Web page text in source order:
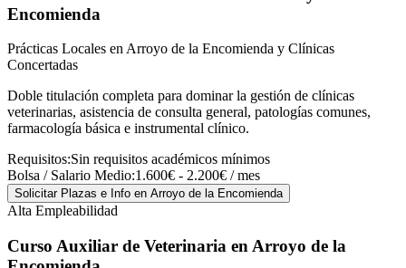
Encomienda
Prácticas Locales en Arroyo de la Encomienda y Clínicas
Concertadas
Doble titulación completa para dominar la gestión de clínicas
veterinarias, asistencia de consulta general, patologías comunes,
farmacología básica e instrumental clínico.
Requisitos:Sin requisitos académicos mínimos
Bolsa / Salario Medio:1.600€ - 2.200€ / mes
Solicitar Plazas e Info en Arroyo de la Encomienda
Alta Empleabilidad
Curso Auxiliar de Veterinaria en Arroyo de la